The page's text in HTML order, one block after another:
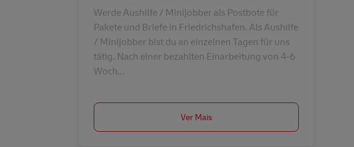
Werde Aushilfe / Minijobber als Postbote für
Pakete und Briefe in Friedrichshafen. Als Aushilfe
/ Minijobber bist du an einzelnen Tagen für uns
tätig. Nach einer bezahlten Einarbeitung von 4-6
Woch...
Ver Mais